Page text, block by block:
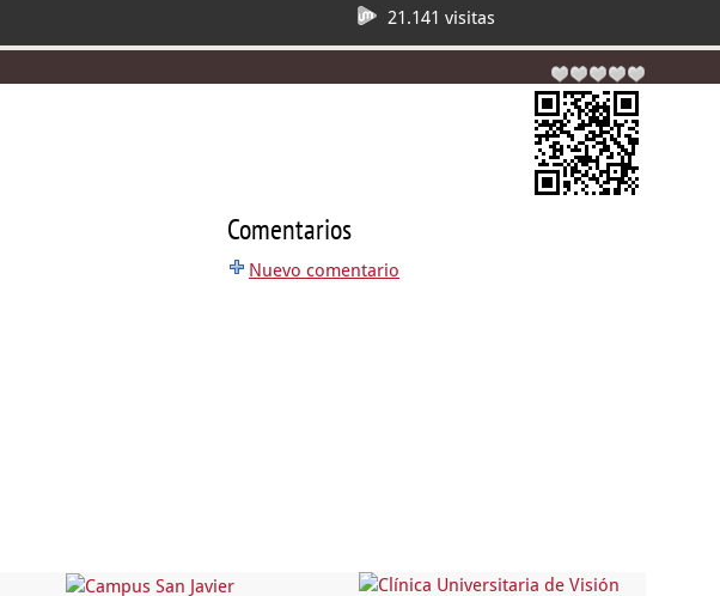
21.141 visitas
Comentarios
Nuevo comentario